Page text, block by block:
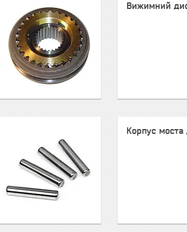
Вижимний
Корпус моста